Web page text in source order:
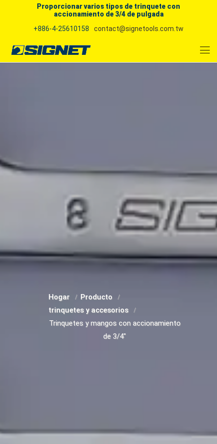
Proporcionar varios tipos de trinquete con
accionamiento de 3/4 de pulgada
+886-4-25610158
contact@signetools.com.tw
Hogar
Producto
trinquetes y accesorios
Trinquetes y mangos con accionamiento
de 3/4"